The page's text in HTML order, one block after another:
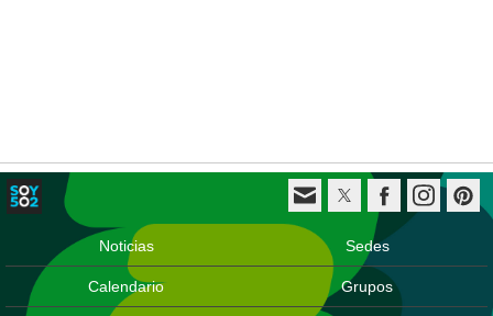
Noticias Sedes
Calendario Grupos